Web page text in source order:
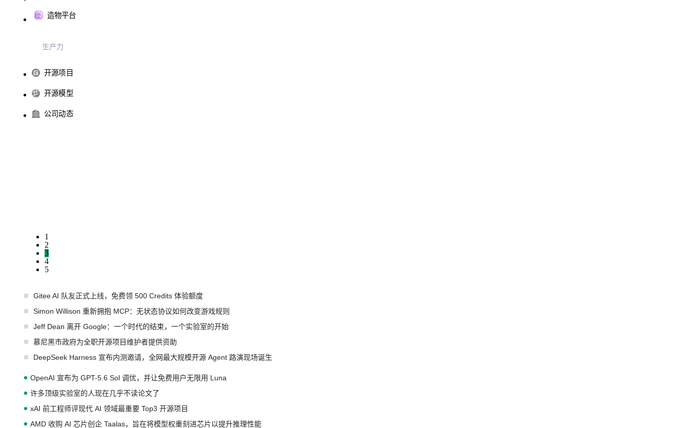
造物平台
生产力
开源项目
开源模型
公司动态
1
2
3
4
5
Gitee AI 队友正式上线，免费领 500 Credits 体验额度
Simon Willison 重新拥抱 MCP：无状态协议如何改变游戏规则
Jeff Dean 离开 Google：一个时代的结束，一个实验室的开始
慕尼黑市政府为全职开源项目维护者提供资助
DeepSeek Harness 宣布内测邀请，全网最大规模开源 Agent 路演现场诞生
OpenAI 宣布为 GPT-5.6 Sol 调优，并让免费用户无限用 Luna
许多顶级实验室的人现在几乎不读论文了
xAI 前工程师评现代 AI 领域最重要 Top3 开源项目
AMD 收购 AI 芯片创企 Taalas，旨在将模型权重刻进芯片以提升推理性能